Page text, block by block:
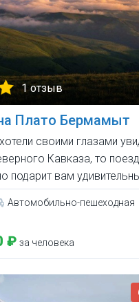
1 отзыв
Плато Бермамыт
своими глазами
Кавказа, то
подарит вам
Автомобильно-пешеходная
₽ за человека